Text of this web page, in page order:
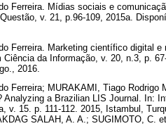
Ferreira. Mídias sociais e
v. 21, p.96-109, 2015a.
Ferreira. Marketing científico digital
Ciência da Informação, v. 20, n.3, p.
2016.
Ferreira; MURAKAMI, Tiago
Analyzing a Brazilian LIS Journal. In:
v. 15. p. 111-112. 2015, Istambul,
SALAH, A. A.; SUGIMOTO, C.